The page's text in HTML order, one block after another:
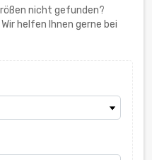
nicht gefunden?
helfen Ihnen gerne bei